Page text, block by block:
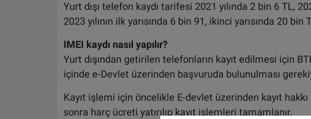
Yurt dışı telefon kaydı tarifesi 2021 yılında 2 bin 6 TL,
2023 yılının ilk yarısında 6 bin 91, ikinci yarısında 20 bin
IMEI kaydı nasıl yapılır?
Yurt dışından getirilen telefonların kayıt edilmesi için
içinde e-Devlet üzerinden başvuruda bulunulması
Kayıt işlemi için öncelikle E-devlet üzerinden kayıt
sonra harç ücreti yatırılıp kayıt işlemleri tamamlanır.